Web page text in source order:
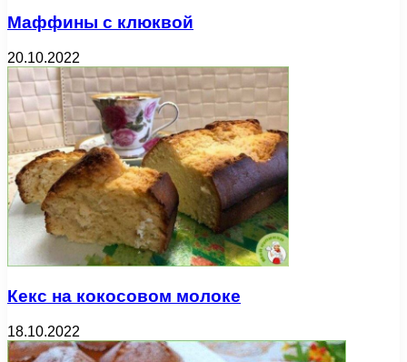
Маффины с клюквой
20.10.2022
Кекс на кокосовом молоке
18.10.2022